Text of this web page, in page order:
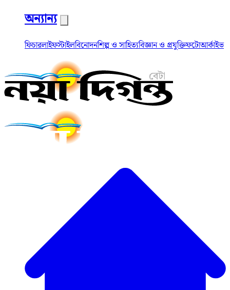
অন্যান্য
ফিচারলাইফস্টাইলবিনোদনশিল্প ও সাহিত্যবিজ্ঞান ও প্রযুক্তিফটোআর্কাইভ